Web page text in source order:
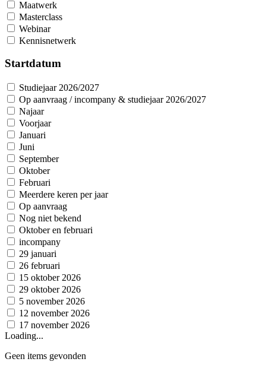
Maatwerk
Masterclass
Webinar
Kennisnetwerk
Startdatum
Studiejaar 2026/2027
Op aanvraag / incompany & studiejaar 2026/2027
Najaar
Voorjaar
Januari
Juni
September
Oktober
Februari
Meerdere keren per jaar
Op aanvraag
Nog niet bekend
Oktober en februari
incompany
29 januari
26 februari
15 oktober 2026
29 oktober 2026
5 november 2026
12 november 2026
17 november 2026
Loading...
Geen items gevonden